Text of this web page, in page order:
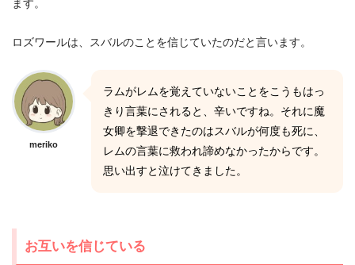
ます。
ロズワールは、スバルのことを信じていたのだと言います。
meriko
ラムがレムを覚えていないことをこうもはっ
きり言葉にされると、辛いですね。それに魔
女卿を撃退できたのはスバルが何度も死に、
レムの言葉に救われ諦めなかったからです。
思い出すと泣けてきました。
お互いを信じている